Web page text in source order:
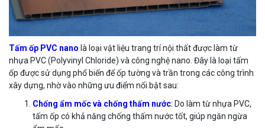
Tấm ốp PVC nano là loại vật liệu trang trí nội thất được làm từ
nhựa PVC (Polyvinyl Chloride) và công nghệ nano. Đây là loại tấm
ốp được sử dụng phổ biến để ốp tường và trần trong các công trình
xây dựng, nhờ vào những ưu điểm nổi bật sau:
Chống ẩm mốc và chống thấm nước: Do làm từ nhựa PVC,
tấm ốp có khả năng chống thấm nước tốt, giúp ngăn ngừa